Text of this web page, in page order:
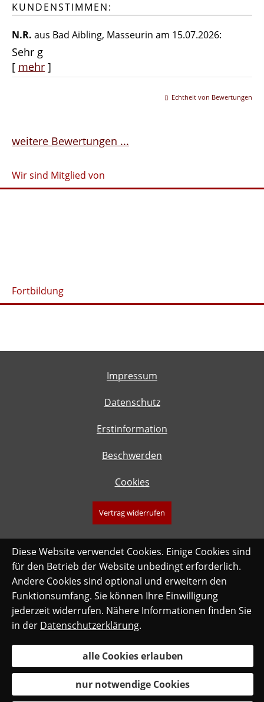
KUNDENSTIMMEN:
N.R. aus Bad Aibling, Masseurin am 15.07.2026:
Sehr g
[ mehr ]
Echtheit von Bewertungen
weitere Bewertungen ...
Wir sind Mitglied von
Fortbildung
Impressum
Datenschutz
Erstinformation
Beschwerden
Cookies
Vertrag widerrufen
Diese Website verwendet Cookies. Einige Cookies sind
für den Betrieb der Website unbedingt erforderlich.
Andere Cookies sind optional und erweitern den
Funktionsumfang. Sie können Ihre Einwilligung
jederzeit widerrufen. Nähere Informationen finden Sie
in der Datenschutzerklärung.
alle Cookies erlauben
nur notwendige Cookies